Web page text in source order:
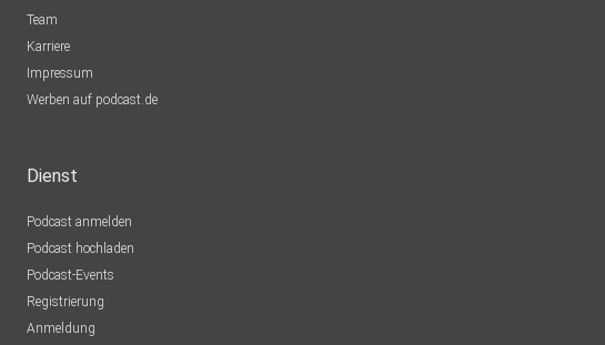
Team
Karriere
Impressum
Werben auf podcast.de
Dienst
Podcast anmelden
Podcast hochladen
Podcast-Events
Registrierung
Anmeldung